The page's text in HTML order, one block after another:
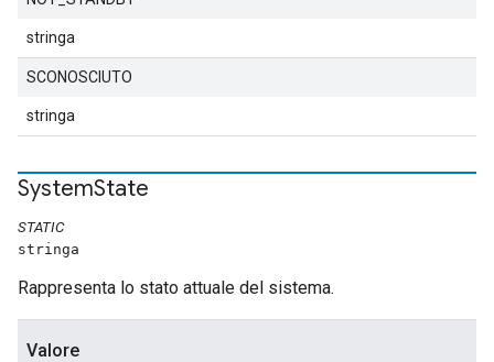
stringa
SCONOSCIUTO
stringa
SystemState
STATIC
stringa
Rappresenta lo stato attuale del sistema.
Valore